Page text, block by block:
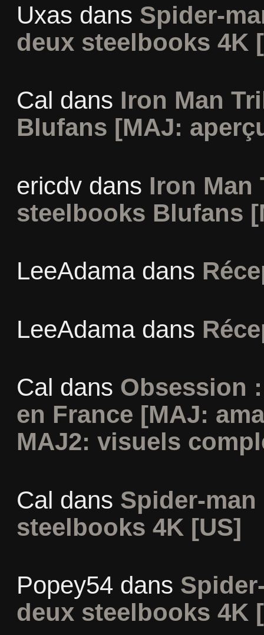
Uxas dans Spider-
deux steelbooks 4K
Cal dans Iron Man
Blufans [MAJ:
ericdvdans Iron Man
steelbooks Blufans
LeeAdamadans
LeeAdamadans
Cal dans Obsession
en France [MAJ:
MAJ2: visuels
Cal dans Spider-
steelbooks 4K [US]
Popey54dans
deux steelbooks 4K